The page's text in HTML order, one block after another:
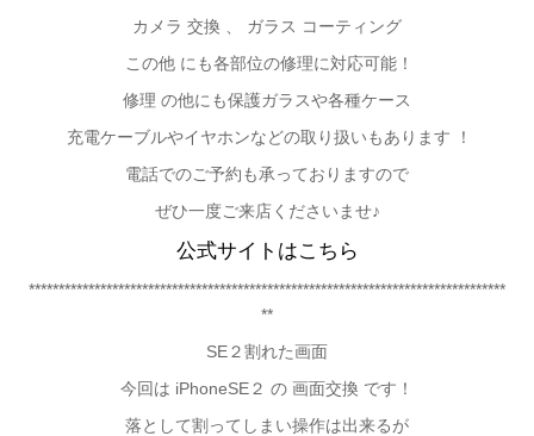
カメラ 交換 、 ガラス コーティング
この他 にも各部位の修理に対応可能！
修理 の他にも保護ガラスや各種ケース
充電ケーブルやイヤホンなどの取り扱いもあります ！
電話でのご予約も承っておりますので
ぜひ一度ご来店くださいませ♪
公式サイトはこちら
********************************************************************************
**
SE２割れた画面
今回は iPhoneSE２ の 画面交換 です！
落として割ってしまい操作は出来るが